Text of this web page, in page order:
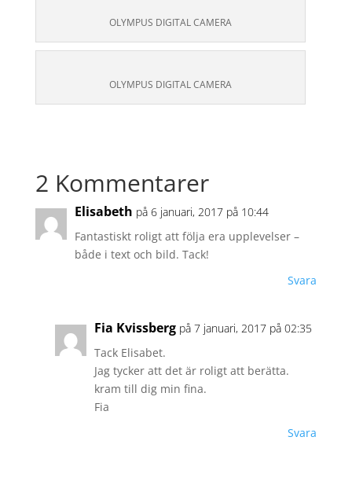
OLYMPUS DIGITAL CAMERA
OLYMPUS DIGITAL CAMERA
2 Kommentarer
Elisabeth på 6 januari, 2017 på 10:44
Fantastiskt roligt att följa era upplevelser –
både i text och bild. Tack!
Svara
Fia Kvissberg på 7 januari, 2017 på 02:35
Tack Elisabet.
Jag tycker att det är roligt att berätta.
kram till dig min fina.
Fia
Svara